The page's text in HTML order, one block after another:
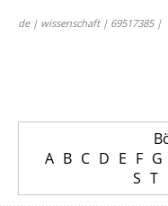
de | wissenschaft | 69517385 |
A B C D E F G
S T